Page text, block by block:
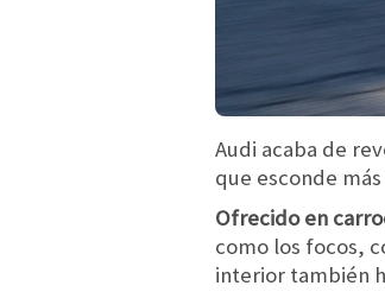
Audi acaba de
que esconde
Ofrecido en
como los focos,
interior también